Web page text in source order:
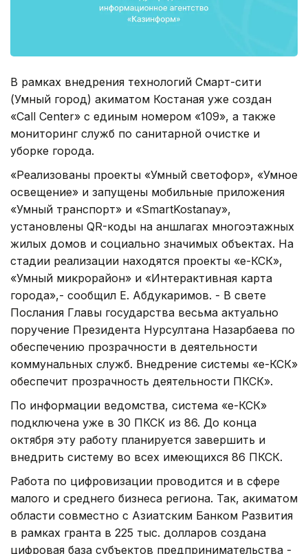
В рамках внедрения технологий Смарт-сити
(Умный город) акиматом Костаная уже создан
«Call Center» с единым номером «109», а также
мониторинг служб по санитарной очистке и
уборке города.
«Реализованы проекты «Умный светофор», «Умное
освещение» и запущены мобильные приложения
«Умный транспорт» и «SmartKostanay»,
установлены QR-коды на аншлагах многоэтажных
жилых домов и социально значимых объектах. На
стадии реализации находятся проекты «е-КСК»,
«Умный микрорайон» и «Интерактивная карта
города»,- сообщил Е. Абдукаримов. - В свете
Послания Главы государства весьма актуально
поручение Президента Нурсултана Назарбаева по
обеспечению прозрачности в деятельности
коммунальных служб. Внедрение системы «е-КСК»
обеспечит прозрачность деятельности ПКСК».
По информации ведомства, система «е-КСК»
подключена уже в 30 ПКСК из 86. До конца
октября эту работу планируется завершить и
внедрить систему во всех имеющихся 86 ПКСК.
Работа по цифровизации проводится и в сфере
малого и среднего бизнеса региона. Так, акиматом
области совместно с Азиатским Банком Развития
в рамках гранта в 225 тыс. долларов создана
цифровая база субъектов предпринимательства -